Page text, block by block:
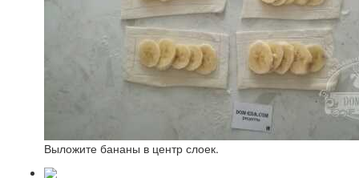
Выложите бананы в центр слоек.